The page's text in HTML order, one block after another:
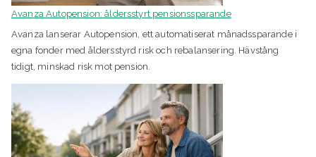
Avanza Autopension: åldersstyrt pensionssparande
Avanza lanserar Autopension, ett automatiserat månadssparande i
egna fonder med åldersstyrd risk och rebalansering. Hävstång
tidigt, minskad risk mot pension.